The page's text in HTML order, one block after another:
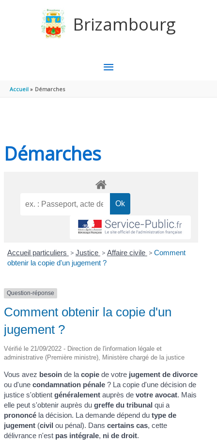
Brizambourg
MENU
Accueil Démarches
Démarches
Accueil particuliers > Justice > Affaire civile > Comment
obtenir la copie d'un jugement ?
Question-réponse
Comment obtenir la copie d'un
jugement ?
Vérifié le 21/09/2022 - Direction de l'information légale et
administrative (Première ministre), Ministère chargé de la justice
Vous avez besoin de lacopie de votre jugement de divorce
ou d'unecondamnation pénale ? La copie d'une décision de
justice s'obtientgénéralement auprès devotre avocat. Mais
elle peut s'obtenir auprès dugreffe du tribunalqui a
prononcé la décision. La demande dépend dutype de
jugement (civil ou pénal). Danscertains cas, cette
délivrance n'est pas intégrale, ni de droit.